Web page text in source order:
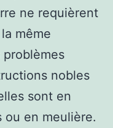
ne requièrent
même
problèmes
nobles
sont en
ou en meulière.